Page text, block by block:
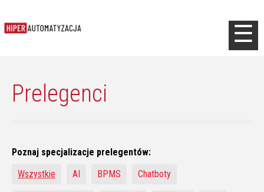
☰
Prelegenci
Poznaj specjalizacje prelegentów:
Wszystkie
AI BPMS Chatboty